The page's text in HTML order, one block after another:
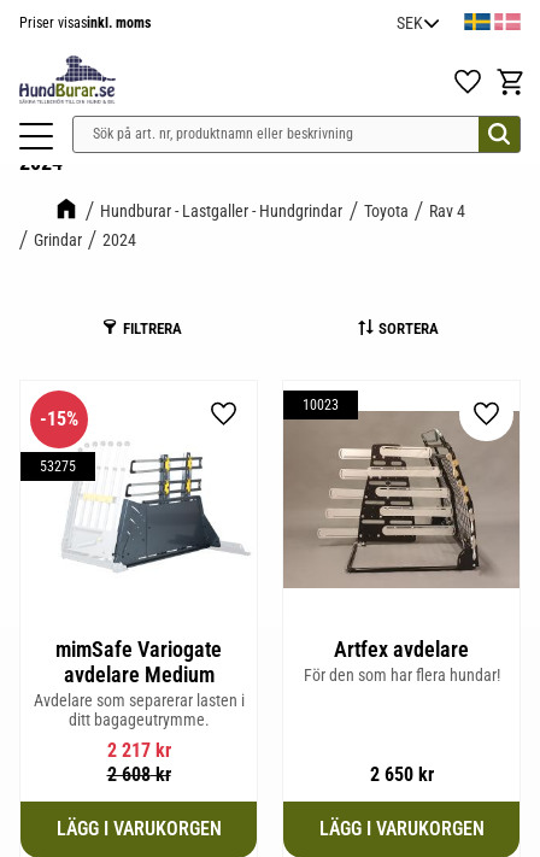
Priser visasinkl. moms
Favoriter
2024
Hundburar - Lastgaller - Hundgrindar Toyota
Rav 4
Grindar
2024
FILTRERA SORTERA
mimSafe Variogate
avdelare Medium
Avdelare som separerar lasten i
ditt bagageutrymme.
2 217kr
2 608kr
15%
53275
Lägg till i favoriter
Artfex avdelare
För den som har flera hundar!
2 650kr
10023
Lägg